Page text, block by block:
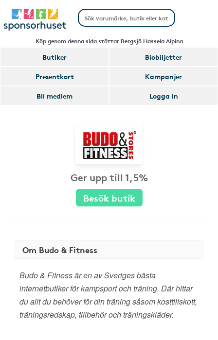
Köp genom denna sida stöttar Bergsjö Hassela Alpina
Butiker
Biobiljetter
Presentkort
Kampanjer
Bli medlem
Logga in
Ger upp till 1,5%
Besök butik
Om Budo & Fitness
Budo & Fitness är en av Sveriges bästa
internetbutiker för kampsport och träning. Där hittar
du allt du behöver för din träning såsom kosttillskott,
träningsredskap, tillbehör och träningskläder.